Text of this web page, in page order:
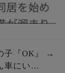
子『OK』 →
車にい